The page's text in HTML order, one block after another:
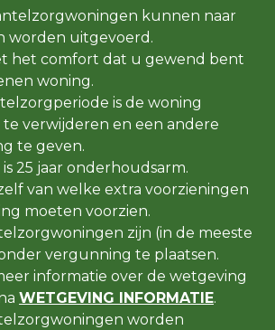
kunnen naar
worden uitgevoerd.
het comfort dat u gewend bent
woning.
is de woning
verwijderen en een andere
te geven.
25 jaar onderhoudsarm.
van welke extra voorzieningen
moeten voorzien.
zijn (in de meeste
vergunning te plaatsen.
informatie over de wetgeving
WETGEVING INFORMATIE.
worden